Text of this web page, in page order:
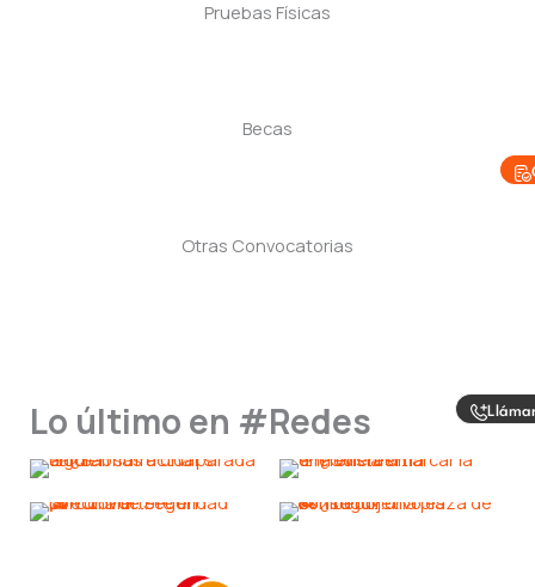
Pruebas Físicas
Becas
Otras Convocatorias
Lo último en #Redes